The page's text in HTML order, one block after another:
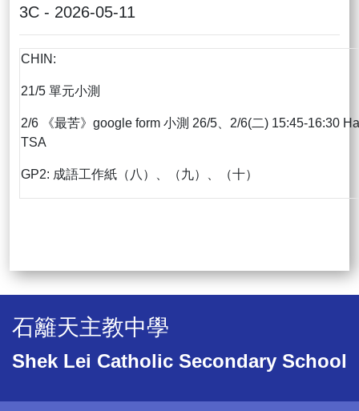
3C - 2026-05-11
CHIN:
21/5 單元小測
2/6 《最苦》google form 小測 26/5、2/6(二) 15:45-16:30
TSA
GP2: 成語工作紙（八）、（九）、（十）
石籬天主教中學
Shek Lei Catholic Secondary School